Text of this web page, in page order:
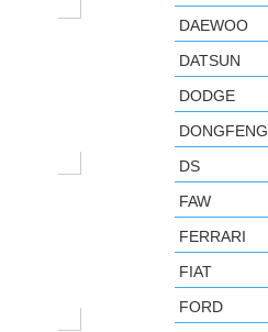
DAEWOO
DATSUN
DODGE
DONGFENG
DS
FAW
FERRARI
FIAT
FORD